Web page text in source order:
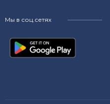
Мы в соц.сетях